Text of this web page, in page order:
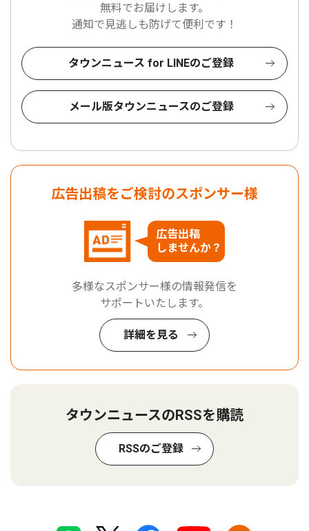
無料でお届けします。
通知で見逃しも防げて便利です！
タウンニュース for LINEのご登録
メール版タウンニュースのご登録
広告出稿をご検討のスポンサー様
広告出稿
しませんか？
多様なスポンサー様の情報発信を
サポートいたします。
詳細を見る
タウンニュースのRSSを購読
RSSのご登録